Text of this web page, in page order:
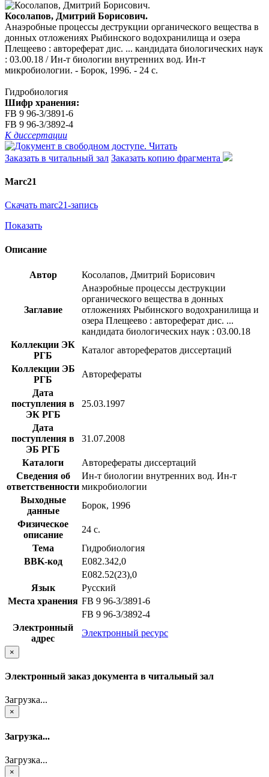
Косолапов, Дмитрий Борисович.
Анаэробные процессы деструкции органического вещества в
донных отложениях Рыбинского водохранилища и озера
Плещеево : автореферат дис. ... кандидата биологических наук
: 03.00.18 / Ин-т биологии внутренних вод. Ин-т
микробиологии. - Борок, 1996. - 24 с.
Гидробиология
Шифр хранения:
FB 9 96-3/3891-6
FB 9 96-3/3892-4
К диссертации
Читать
Заказать в читальный зал Заказать копию фрагмента
Marc21
Скачать marc21-запись
Показать
Описание
Автор Косолапов, Дмитрий Борисович
Заглавие
Анаэробные процессы деструкции
органического вещества в донных
отложениях Рыбинского водохранилища и
озера Плещеево : автореферат дис. ...
кандидата биологических наук : 03.00.18
Коллекции ЭК
РГБ
Каталог авторефератов диссертаций
Коллекции ЭБ
РГБ
Авторефераты
Дата
поступления в
ЭК РГБ
25.03.1997
Дата
поступления в
ЭБ РГБ
31.07.2008
Каталоги
Авторефераты диссертаций
Сведения об
ответственности
Ин-т биологии внутренних вод. Ин-т
микробиологии
Выходные
данные
Борок, 1996
Физическое
описание
24 с.
Тема
Гидробиология
BBK-код
Е082.342,0
Е082.52(23),0
Язык
Русский
Места хранения FB 9 96-3/3891-6
FB 9 96-3/3892-4
Электронный
адрес
Электронный ресурс
×
Электронный заказ документа в читальный зал
Загрузка...
×
Загрузка...
Загрузка...
×